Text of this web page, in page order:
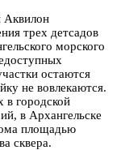
Аквилон
трех детсадов
морского
остаются
не вовлекаются.
в городской
в Архангельске
площадью
сквера.